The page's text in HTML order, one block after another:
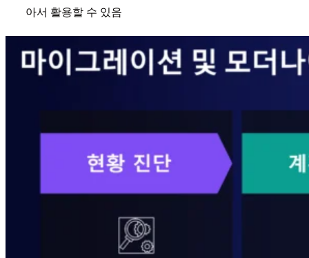
아서 활용할 수 있음